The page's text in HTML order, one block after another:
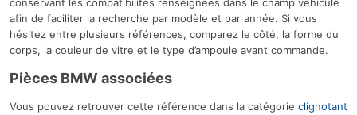
afin de faciliter la recherche par modèle et par année. Si vous
hésitez entre plusieurs références, comparez le côté, la forme du
corps, la couleur de vitre et le type d’ampoule avant commande.
Pièces BMW associées
Vous pouvez retrouver cette référence dans la catégorie clignotant